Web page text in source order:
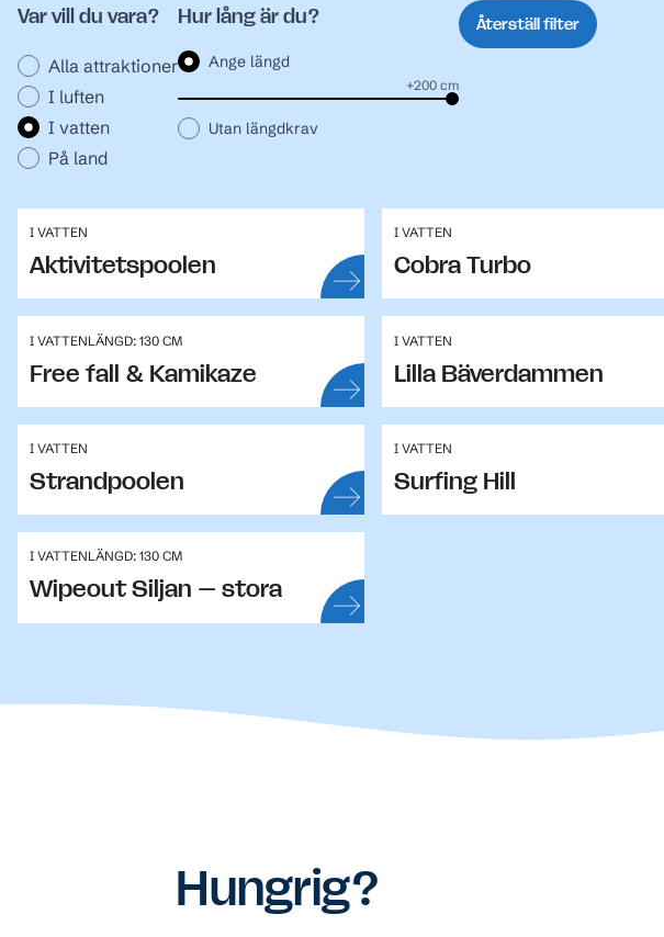
Var vill du vara?
Alla attraktioner
I luften
I vatten
På land
Hur lång är du?
Ange längd
+200 cm
Utan längdkrav
Återställ filter
I VATTEN
Aktivitetspoolen
I VATTEN
Cobra Turbo
I VATTENLÄNGD: 130 CM
Free fall & Kamikaze
I VATTEN
Lilla Bäverdammen
I VATTEN
Strandpoolen
I VATTEN
Surfing Hill
I VATTENLÄNGD: 130 CM
Wipeout Siljan – stora
Hungrig?